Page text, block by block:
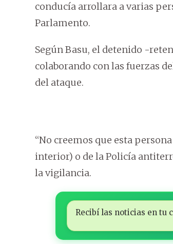
conducía arrollara a varias
Parlamento.
Según Basu, el detenido -
colaborando con las fuerzas
del ataque.
“No creemos que esta
interior) o de la Policía
la vigilancia.
Recibí las noticias en tu